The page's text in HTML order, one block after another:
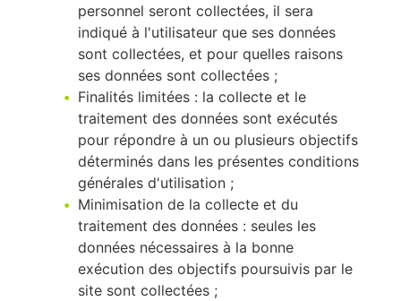
personnel seront collectées, il sera
indiqué à l'utilisateur que ses données
sont collectées, et pour quelles raisons
ses données sont collectées ;
Finalités limitées : la collecte et le
traitement des données sont exécutés
pour répondre à un ou plusieurs objectifs
déterminés dans les présentes conditions
générales d'utilisation ;
Minimisation de la collecte et du
traitement des données : seules les
données nécessaires à la bonne
exécution des objectifs poursuivis par le
site sont collectées ;